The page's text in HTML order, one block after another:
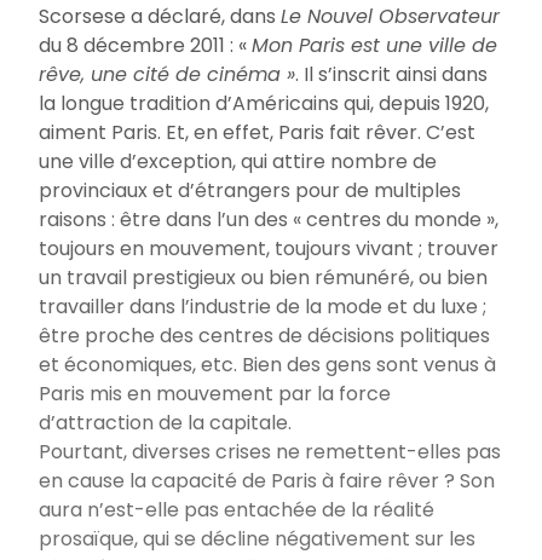
Scorsese a déclaré, dans Le Nouvel Observateur
du 8 décembre 2011 : «Mon Paris est une ville de
rêve, une cité de cinéma ». Il s’inscrit ainsi dans
la longue tradition d’Américains qui, depuis 1920,
aiment Paris. Et, en effet, Paris fait rêver. C’est
une ville d’exception, qui attire nombre de
provinciaux et d’étrangers pour de multiples
raisons : être dans l’un des «centres du monde »,
toujours en mouvement, toujours vivant ; trouver
un travail prestigieux ou bien rémunéré, ou bien
travailler dans l’industrie de la mode et du luxe ;
être proche des centres de décisions politiques
et économiques, etc. Bien des gens sont venus à
Paris mis en mouvement par la force
d’attraction de la capitale.
Pourtant, diverses crises ne remettent-elles pas
en cause la capacité de Paris à faire rêver? Son
aura n’est-elle pas entachée de la réalité
prosaïque, qui se décline négativement sur les